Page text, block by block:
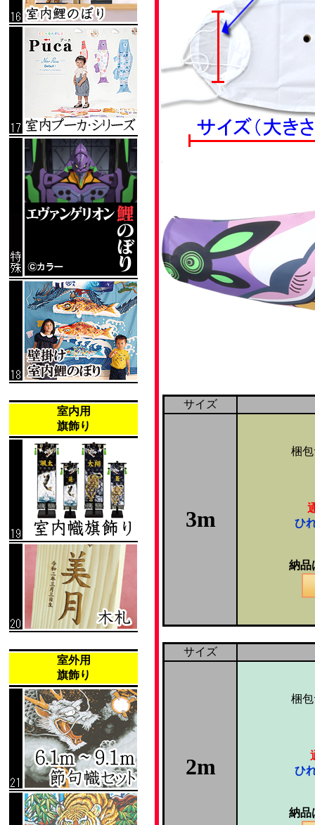
室内用
旗飾り
室外用
旗飾り
サイズ
3m
梱包
ひ
納品
サイズ
2m
梱包
ひ
納品